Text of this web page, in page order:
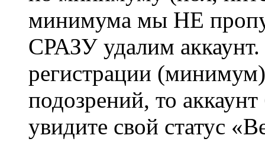
минимума мы НЕ
СРАЗУ удалим
регистрации
подозрений, то
увидите свой статус